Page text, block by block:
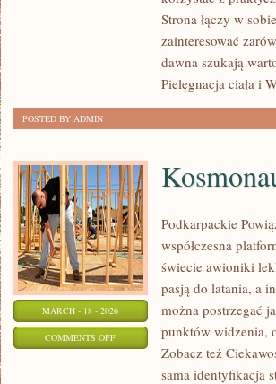
Strona łączy w
zainteresować
dawna szukają
Pielęgnacja ciała i
POSTED BY ADMIN
MARCH - 18 - 2026
COMMENTS OFFON
KOSMONAUTYKA
Podkarpackie
współczesna
świecie awioniki
pasją do latania, a
można postrzegać
punktów widzenia,
Zobacz też
sama identyfikacja